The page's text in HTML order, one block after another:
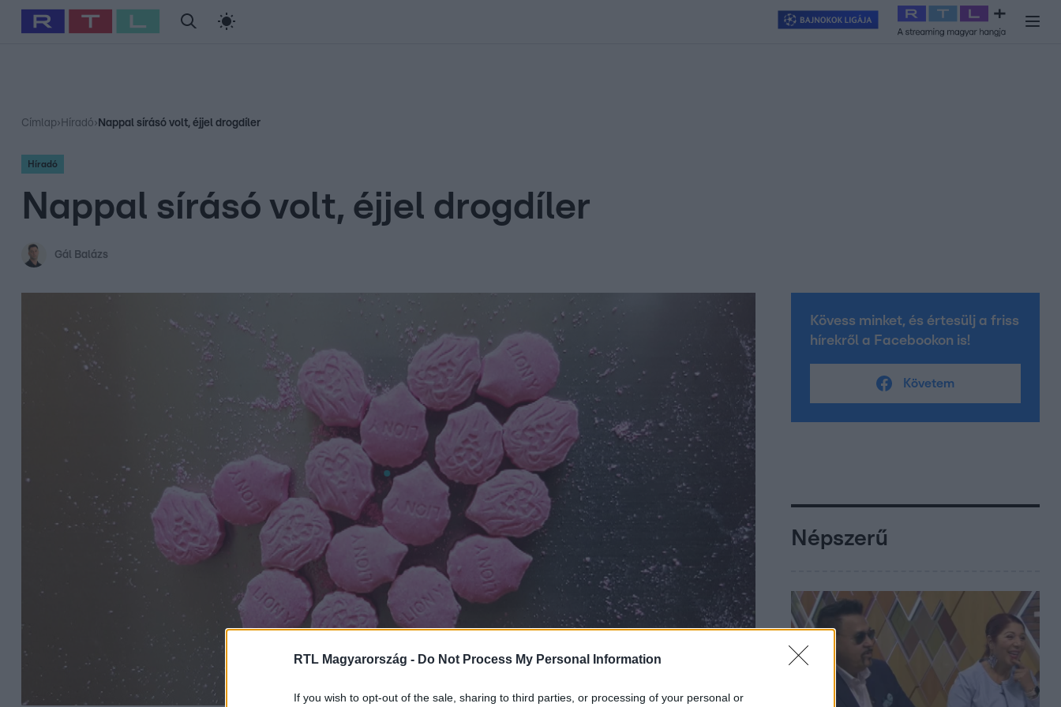
RTL Magyarország - Do Not Process My Personal Information
If you wish to opt-out of the sale, sharing to third parties, or processing of your personal or
Babits Marcella Szellő István Most Wanted Exek csatája 2026 Celeb vagyok, ments ki innen
Címlap› Híradó› Nappal sírásó volt, éjjel drogdíler
Híradó
Nappal sírásó volt, éjjel drogdíler
Gál Balázs
Kövess minket, és értesülj a friss
hírekről a Facebookon is!
Követem
Népszerű